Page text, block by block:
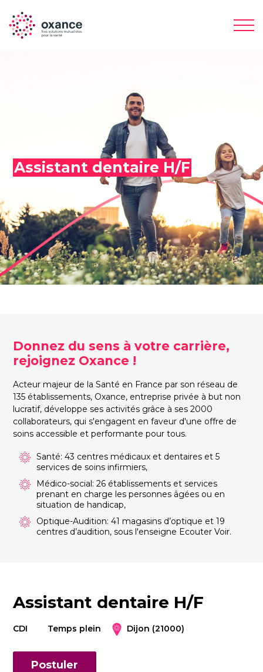
Assistant dentaire H/F
Donnez du sens à votre carrière,
rejoignez Oxance !
Acteur majeur de la Santé en France par son réseau de
135 établissements, Oxance, entreprise privée à but non
lucratif, développe ses activités grâce à ses 2000
collaborateurs, qui s'engagent en faveur d'une offre de
soins accessible et performante pour tous.
Santé: 43 centres médicaux et dentaires et 5
services de soins infirmiers,
Médico-social: 26 établissements et services
prenant en charge les personnes âgées ou en
situation de handicap,
Optique-Audition: 41 magasins d’optique et 19
centres d’audition, sous l'enseigne Ecouter Voir.
Assistant dentaire H/F
CDI Temps plein Dijon (21000)
Postuler